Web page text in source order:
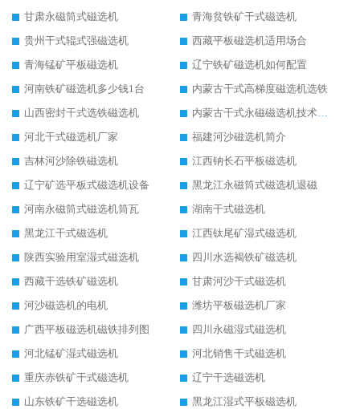
甘肃永磁筒式磁选机
青海贫铁矿干式磁选机
贵州干式辊式强磁选机
西藏平板磁选机适用场合
青海锰矿平板磁选机
辽宁铁矿磁选机如何配置
河南铁矿磁选机多少钱1台
内蒙古干式高梯度磁选机选铁
山西密封干式选铁磁选机
内蒙古干式永磁磁选机技术要求
河北干式磁选机厂家
福建河沙磁选机简介
吉林河沙除铁磁选机
江西钠长石平板磁选机
辽宁矿选平板式磁选机设备
黑龙江永磁筒式磁选机退磁
河南永磁筒式磁选机筒瓦
湖南干式磁选机
黑龙江干式磁选机
江西钛尾矿湿式磁选机
陕西实验用室湿式磁选机
四川水选褐铁矿磁选机
西藏干选铁矿磁选机
甘肃河沙干式磁选机
河沙磁选机的电机
潍坊平板磁选机厂家
广西平板磁选机磁铁排列图
四川永磁湿式磁选机
河北锰矿湿式磁选机
河北销售干式磁选机
重庆赤铁矿干式磁选机
辽宁干选磁选机
山东铁矿干选磁选机
黑龙江湿式平板磁选机